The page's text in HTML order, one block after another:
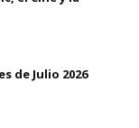
de Julio 2026